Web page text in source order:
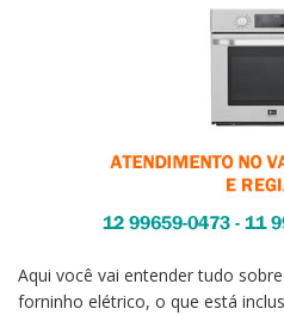
Aqui você vai entender tudo
forninho elétrico, o que está